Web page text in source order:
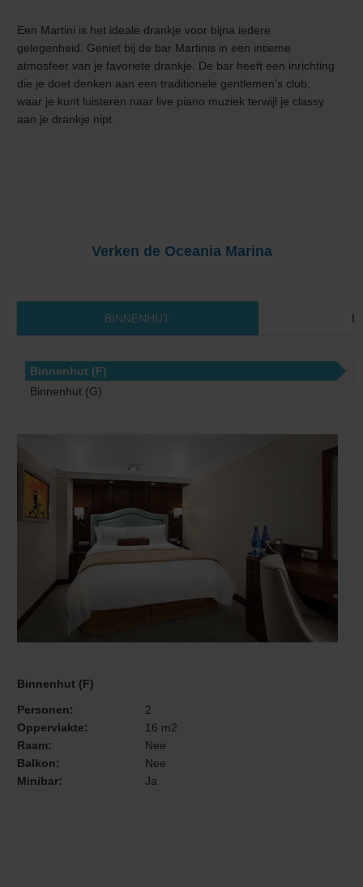
Een Martini is het ideale drankje voor bijna iedere
gelegenheid. Geniet bij de bar Martinis in een intieme
atmosfeer van je favoriete drankje. De bar heeft een inrichting
die je doet denken aan een traditionele gentlemen’s club,
waar je kunt luisteren naar live piano muziek terwijl je classy
aan je drankje nipt.
Verken de Oceania Marina
BINNENHUT
Binnenhut (F)
Binnenhut (G)
Binnenhut (F)
Personen:
2
Oppervlakte:
16 m2
Raam:
Nee
Balkon:
Nee
Minibar:
Ja